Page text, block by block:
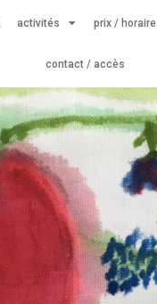
activités prix / horaire
contact / accès